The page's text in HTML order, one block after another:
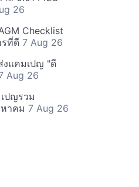
26
Checklist
รที่ดี 7 Aug 26
งแคมเปญ "ดี
Aug 26
ปญรวม
าคม 7 Aug 26